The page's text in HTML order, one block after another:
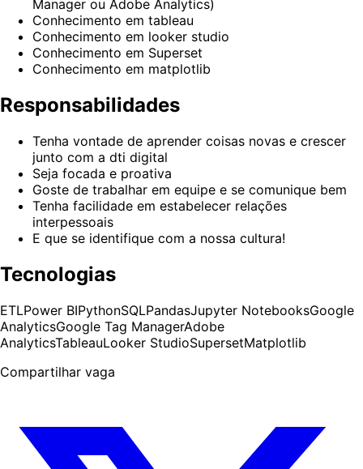
Manager ou Adobe Analytics)
Conhecimento em tableau
Conhecimento em looker studio
Conhecimento em Superset
Conhecimento em matplotlib
Responsabilidades
Tenha vontade de aprender coisas novas e crescer
junto com a dti digital
Seja focada e proativa
Goste de trabalhar em equipe e se comunique bem
Tenha facilidade em estabelecer relações
interpessoais
E que se identifique com a nossa cultura!
Tecnologias
ETLPower BIPythonSQLPandasJupyter NotebooksGoogle
AnalyticsGoogle Tag ManagerAdobe
AnalyticsTableauLooker StudioSupersetMatplotlib
Compartilhar vaga